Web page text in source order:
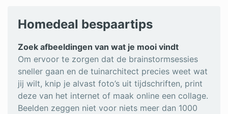
Homedeal bespaartips
Zoek afbeeldingen van wat je mooi vindt
Om ervoor te zorgen dat de brainstormsessies
sneller gaan en de tuinarchitect precies weet wat
jij wilt, knip je alvast foto’s uit tijdschriften, print
deze van het internet of maak online een collage.
Beelden zeggen niet voor niets meer dan 1000